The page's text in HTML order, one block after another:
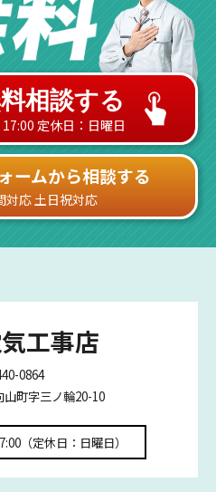
相談する
定休日：日曜日
ームから相談する
対応 土日祝対応
工事店
0864
山町字三ノ輪20-10
（定休日：日曜日）